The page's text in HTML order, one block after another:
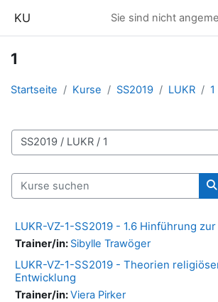
KU Sie sind nicht
1
Startseite Kurse SS2019 LUKR 1
Kursbereiche
Kurse suchen
LUKR-VZ-1-SS2019 - 1.6 Hinführung
Trainer/in: Sibylle Trawöger
LUKR-VZ-1-SS2019 - Theorien
Entwicklung
Trainer/in:Viera Pirker